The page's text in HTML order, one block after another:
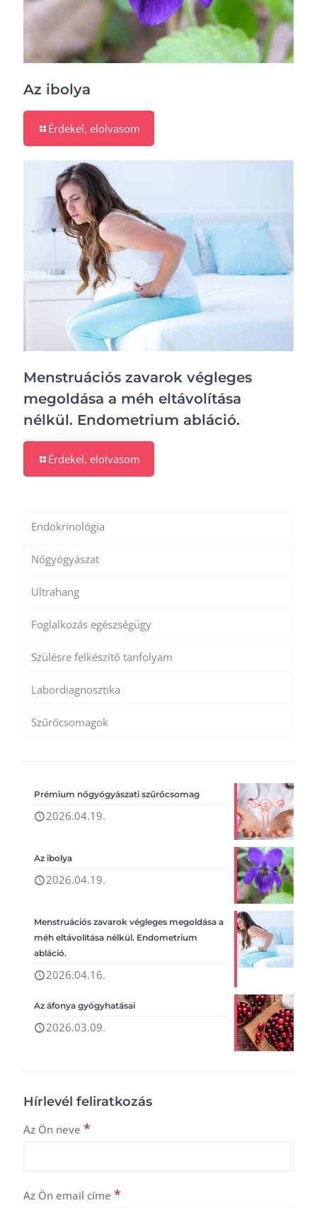
Az ibolya
Érdekel, elolvasom
Menstruációs zavarok végleges
megoldása a méh eltávolítása
nélkül. Endometrium abláció.
Érdekel, elolvasom
Endokrinológia
Nőgyógyászat
Ultrahang
Foglalkozás egészségügy
Szülésre felkészítő tanfolyam
Labordiagnosztika
Szűrőcsomagok
Prémium nőgyógyászati szűrőcsomag
2026.04.19.
Az ibolya
2026.04.19.
Menstruációs zavarok végleges megoldása a
méh eltávolítása nélkül. Endometrium
abláció.
2026.04.16.
Az áfonya gyógyhatásai
2026.03.09.
Hírlevél feliratkozás
Az Ön neve *
Az Ön email címe *